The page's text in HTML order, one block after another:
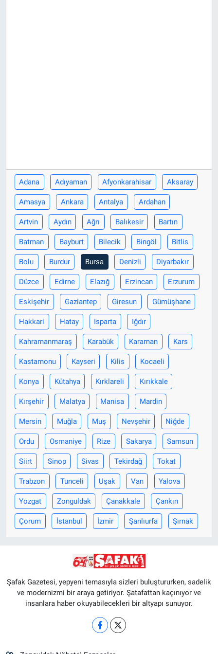
Adana Adıyaman Afyonkarahisar Aksaray
Amasya Ankara Antalya Ardahan
Artvin Aydın Ağrı Balıkesir Bartın
Batman Bayburt Bilecik Bingöl Bitlis
Bolu Burdur Bursa Denizli Diyarbakır
Düzce Edirne Elazığ Erzincan Erzurum
Eskişehir Gaziantep Giresun Gümüşhane
Hakkari Hatay Isparta Iğdır
Kahramanmaraş Karabük Karaman Kars
Kastamonu Kayseri Kilis Kocaeli
Konya Kütahya Kırklareli Kırıkkale
Kırşehir Malatya Manisa Mardin
Mersin Muğla Muş Nevşehir Niğde
Ordu Osmaniye Rize Sakarya Samsun
Siirt Sinop Sivas Tekirdağ Tokat
Trabzon Tunceli Uşak Van Yalova
Yozgat Zonguldak Çanakkale Çankırı
Çorum İstanbul İzmir Şanlıurfa Şırnak
Şafak Gazetesi, yepyeni temasıyla sizleri buluştururken, sadelik
ve modernizmi bir araya getiriyor. Şatafattan kaçınıyor ve
insanlara haber okuyabilecekleri bir altyapı sunuyor.